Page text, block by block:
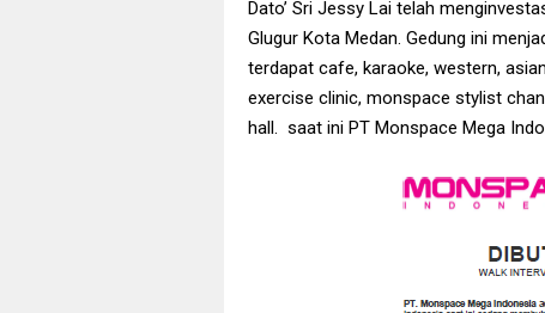
Dato’ Sri Jessy Lai telah
Glugur Kota Medan. Gedung ini
terdapat cafe, karaoke, western,
exercise clinic, monspace stylist
hall. saat ini PT Monspace Mega